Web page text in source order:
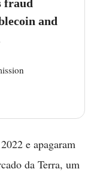
fraud
and
e apagaram
da Terra, um